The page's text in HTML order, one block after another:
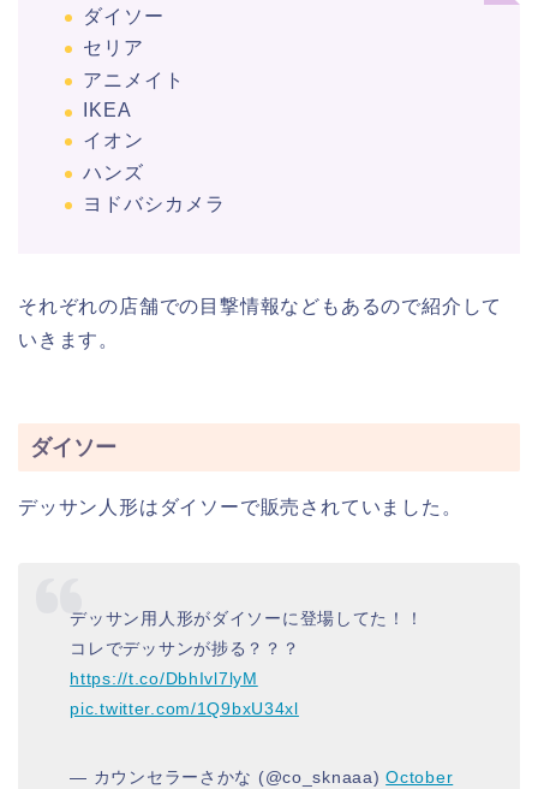
ダイソー
セリア
アニメイト
IKEA
イオン
ハンズ
ヨドバシカメラ
それぞれの店舗での目撃情報などもあるので紹介して
いきます。
ダイソー
デッサン人形はダイソーで販売されていました。
デッサン用人形がダイソーに登場してた！！
コレでデッサンが捗る？？？
https://t.co/DbhIvl7lyM
pic.twitter.com/1Q9bxU34xl
— カウンセラーさかな (@co_sknaaa)October